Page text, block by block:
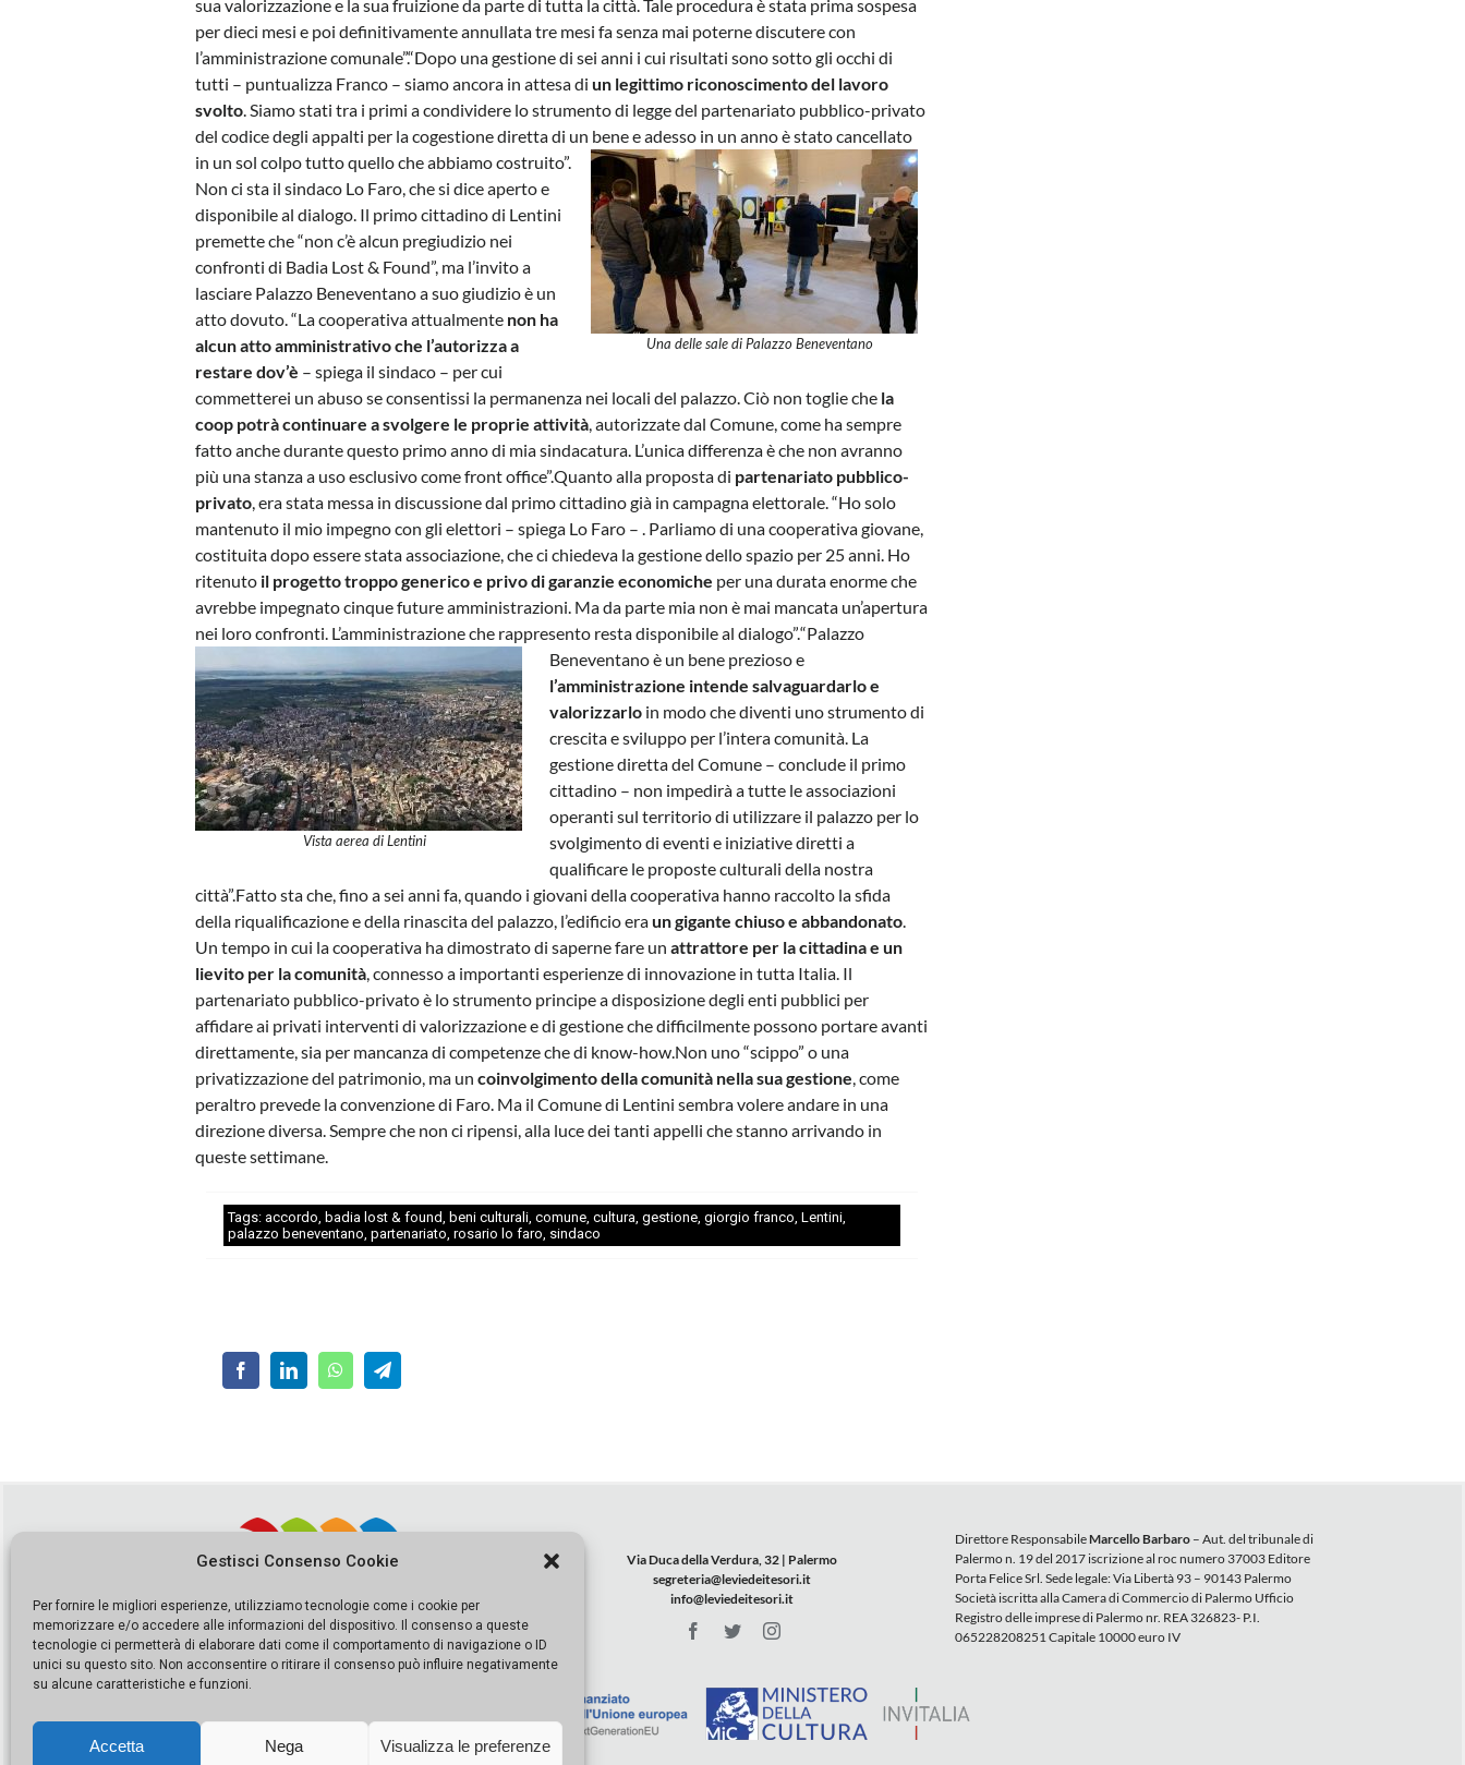
Gestisci Consenso Cookie
Per fornire le migliori esperienze, utilizziamo tecnologie come i cookie per
memorizzare e/o accedere alle informazioni del dispositivo. Il consenso a queste
tecnologie ci permetterà di elaborare dati come il comportamento di navigazione o ID
unici su questo sito. Non acconsentire o ritirare il consenso può influire negativamente
su alcune caratteristiche e funzioni.
Accetta Nega Visualizza le preferenze
sua valorizzazione e la sua fruizione da parte di tutta la città. Tale procedura è stata prima sospesa
per dieci mesi e poi definitivamente annullata tre mesi fa senza mai poterne discutere con
l’amministrazione comunale”.“Dopo una gestione di sei anni i cui risultati sono sotto gli occhi di
tutti – puntualizza Franco – siamo ancora in attesa diun legittimo riconoscimento del lavoro
svolto . Siamo stati tra i primi a condividere lo strumento di legge del partenariato pubblico-privato
del codice degli appalti per la cogestione diretta di un bene e adesso in un anno è stato cancellato
in un sol colpo tutto quello che abbiamo costruito”.
Una delle sale di Palazzo Beneventano
Non ci sta il sindaco Lo Faro, che si dice aperto e
disponibile al dialogo. Il primo cittadino di Lentini
premette che “non c’è alcun pregiudizio nei
confronti di Badia Lost & Found”, ma l’invito a
lasciare Palazzo Beneventano a suo giudizio è un
atto dovuto. “La cooperativa attualmente non ha
alcun atto amministrativo che l’autorizza a
restare dov’è – spiega il sindaco – per cui
commetterei un abuso se consentissi la permanenza nei locali del palazzo. Ciò non toglie che la
coop potrà continuare a svolgere le proprie attività , autorizzate dal Comune, come ha sempre
fatto anche durante questo primo anno di mia sindacatura. L’unica differenza è che non avranno
più una stanza a uso esclusivo come front office”.Quanto alla proposta di partenariato pubblico-
privato , era stata messa in discussione dal primo cittadino già in campagna elettorale. “Ho solo
mantenuto il mio impegno con gli elettori – spiega Lo Faro – . Parliamo di una cooperativa giovane,
costituita dopo essere stata associazione, che ci chiedeva la gestione dello spazio per 25 anni. Ho
ritenuto il progetto troppo generico e privo di garanzie economiche per una durata enorme che
avrebbe impegnato cinque future amministrazioni. Ma da parte mia non è mai mancata un’apertura
nei loro confronti. L’amministrazione che rappresento resta disponibile al dialogo”.
Vista aerea di Lentini
“Palazzo
Beneventano è un bene prezioso e
l’amministrazione intende salvaguardarlo e
valorizzarlo in modo che diventi uno strumento di
crescita e sviluppo per l’intera comunità. La
gestione diretta del Comune – conclude il primo
cittadino – non impedirà a tutte le associazioni
operanti sul territorio di utilizzare il palazzo per lo
svolgimento di eventi e iniziative diretti a
qualificare le proposte culturali della nostra
città”.Fatto sta che, fino a sei anni fa, quando i giovani della cooperativa hanno raccolto la sfida
della riqualificazione e della rinascita del palazzo, l’edificio eraun gigante chiuso e abbandonato
Un tempo in cui la cooperativa ha dimostrato di saperne fare unattrattore per la cittadina e un
lievito per la comunità , connesso a importanti esperienze di innovazione in tutta Italia. Il
partenariato pubblico-privato è lo strumento principe a disposizione degli enti pubblici per
affidare ai privati interventi di valorizzazione e di gestione che difficilmente possono portare avanti
direttamente, sia per mancanza di competenze che di know-how.Non uno “scippo” o una
privatizzazione del patrimonio, ma uncoinvolgimento della comunità nella sua gestione , come
peraltro prevede la convenzione di Faro. Ma il Comune di Lentini sembra volere andare in una
direzione diversa. Sempre che non ci ripensi, alla luce dei tanti appelli che stanno arrivando in
queste settimane.
Tags:accordo badia lost & found beni culturali ,comune ,cultura ,gestione ,giorgio franco ,Lentini
palazzo beneventano ,partenariato ,rosario lo faro sindaco
Via Duca della Verdura, 32 | Palermo
segreteria@leviedeitesori.it
info@leviedeitesori.it
Direttore ResponsabileMarcello Barbaro– Aut. del tribunale di
Palermo n. 19 del 2017 iscrizione al roc numero 37003 Editore
Porta Felice Srl. Sede legale: Via Libertà 93 – 90143 Palermo
Società iscritta alla Camera di Commercio di Palermo Ufficio
Registro delle imprese di Palermo nr. REA 326823- P.I.
065228208251 Capitale 10000 euro IV